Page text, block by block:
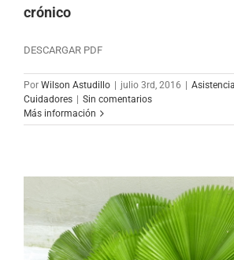
crónico
DESCARGAR PDF
Por Wilson Astudillo | julio 3rd, 2016 |
Cuidadores | Sin comentarios
Más información